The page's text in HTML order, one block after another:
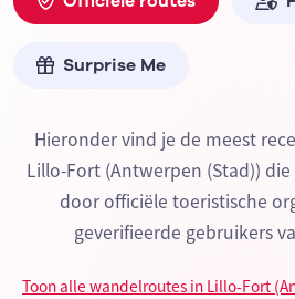
Surprise Me
Hieronder vind je de meest
Lillo-Fort (Antwerpen (Stad))
door officiële toeristische
geverifieerde gebruikers
Toon alle wandelroutes in Lillo-Fort